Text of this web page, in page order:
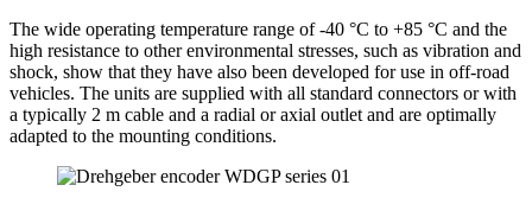
The wide operating temperature range of -40 °C to +85 °C and the
high resistance to other environmental stresses, such as vibration and
shock, show that they have also been developed for use in off-road
vehicles. The units are supplied with all standard connectors or with
a typically 2 m cable and a radial or axial outlet and are optimally
adapted to the mounting conditions.